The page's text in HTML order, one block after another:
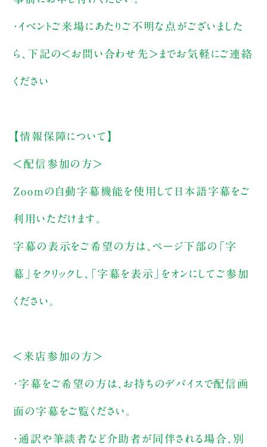
・イベントご来場にあたりご不明な点がございました
ら、下記の＜お問い合わせ先＞までお気軽にご連絡
ください
【情報保障について】
＜配信参加の方＞
Zoomの自動字幕機能を使用して日本語字幕をご
利用いただけます。
字幕の表示をご希望の方は、ページ下部の「字
幕」をクリックし、「字幕を表示」をオンにしてご参加
ください。
＜来店参加の方＞
・字幕をご希望の方は、お持ちのデバイスで配信画
面の字幕をご覧ください。
・通訳や筆談者など介助者が同伴される場合、別